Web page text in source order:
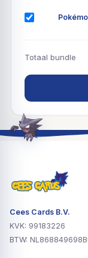
Totaal bundle
Cees Cards B.V.
KVK: 99183226
BTW: